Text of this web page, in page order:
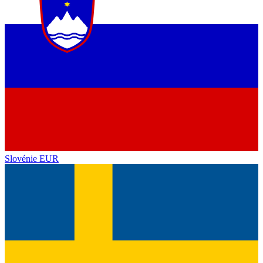
Slovénie EUR